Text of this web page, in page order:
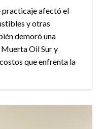
practicaje afectó el
y otras
demoró una
Oil Sur y
que enfrenta la